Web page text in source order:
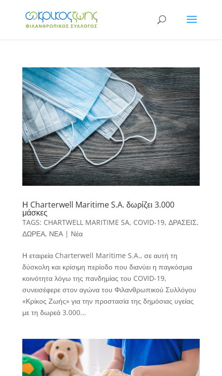
Η Charterwell Maritime S.A. δωρίζει 3.000
μάσκες
TAGS: CHARTWELL MARITIME SA, COVID-19, ΔΡΑΣΕΙΣ,
ΔΩΡΕΑ, ΝΕΑ| Νέα
Η εταιρεία Charterwell Maritime S.A., σε αυτή τη
δύσκολη και κρίσιμη περίοδο που διανύει η παγκόσμια
κοινότητα λόγω της πανδημίας του COVID-19,
συνεισέφερε στον αγώνα του Φιλανθρωπικού Συλλόγου
«Κρίκος Ζωής» για την προστασία της δημόσιας υγείας
με τη δωρεά 3.000...